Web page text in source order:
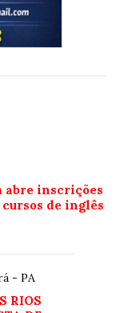
abre inscrições
cursos de inglês
- PA
RIOS